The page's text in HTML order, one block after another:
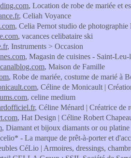
, Location de robe de mariée et
, Celiah Voyance
, Celia Pernot studio de photographie
, vacances celibataire ski
, Instruments > Occasion
, Magasin de cuisines - Saint-
, Maison de Famille
, Robe de mariée, costume de marié
, Céline de Monicault |
, celine medium
, Céline Ménard | Créatrice de
, Hat Design | Céline Robert
, Diamant et bijoux diamants or ou
- La marque de prêt-à-porter et
CéLio | Armoires, dressings,